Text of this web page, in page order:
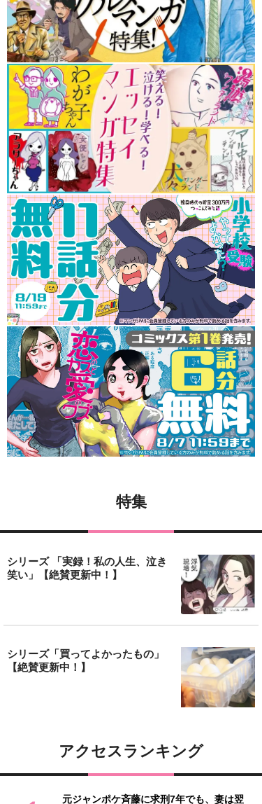
特集
シリーズ 「実録！私の人生、泣き
笑い」【絶賛更新中！】
シリーズ「買ってよかったもの」
【絶賛更新中！】
アクセスランキング
元ジャンポケ斉藤に求刑7年でも、妻は翌